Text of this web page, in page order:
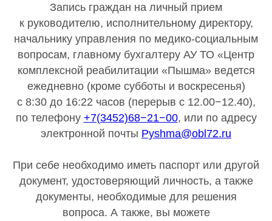
Запись граждан на личный прием
к руководителю, исполнительному директору,
начальнику управления по медико-социальным
вопросам, главному бухгалтеру АУ ТО «Центр
комплексной реабилитации «Пышма» ведется
ежедневно (кроме субботы и воскресенья)
с 8:30 до 16:22 часов (перерыв с 12.00−12.40),
по телефону +7(3452)68−21−00, или по адресу
электронной почты Pyshma@obl72.ru
При себе необходимо иметь паспорт или другой
документ, удостоверяющий личность, а также
документы, необходимые для решения
вопроса. А также, вы можете